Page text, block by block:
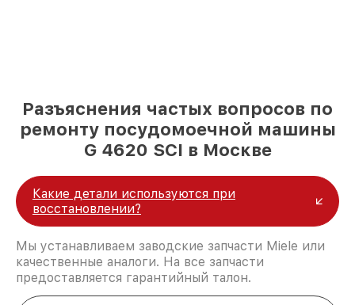
Разъяснения частых вопросов по
ремонту посудомоечной машины
G 4620 SCI в Москве
Какие детали используются при
восстановлении?
Мы устанавливаем заводские запчасти Miele или
качественные аналоги. На все запчасти
предоставляется гарантийный талон.